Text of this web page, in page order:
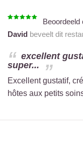
Beoordeeld
David beveelt dit
excellent
super...
Excellent gustatif,
hôtes aux petits